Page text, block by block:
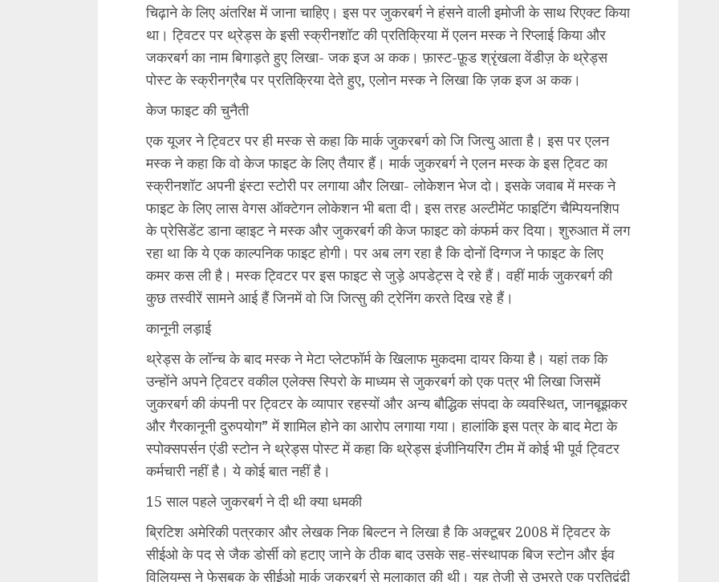
चिढ़ाने के लिए अंतरिक्ष में जाना चाहिए। इस पर जुकरबर्ग ने हंसने वाली इमोजी के साथ रिएक्ट किया
था। ट्विटर पर थ्रेड्स के इसी स्क्रीनशॉट की प्रतिक्रिया में एलन मस्क ने रिप्लाई किया और
जकरबर्ग का नाम बिगाड़ते हुए लिखा- जक इज अ कक। फ़ास्ट-फ़ूड श्रृंखला वेंडीज़ के थ्रेड्स
पोस्ट के स्क्रीनग्रैब पर प्रतिक्रिया देते हुए, एलोन मस्क ने लिखा कि ज़क इज अ कक।
केज फाइट की चुनैती
एक यूजर ने ट्विटर पर ही मस्क से कहा कि मार्क जुकरबर्ग को जि जित्यु आता है। इस पर एलन
मस्क ने कहा कि वो केज फाइट के लिए तैयार हैं। मार्क जुकरबर्ग ने एलन मस्क के इस ट्विट का
स्क्रीनशॉट अपनी इंस्टा स्टोरी पर लगाया और लिखा- लोकेशन भेज दो। इसके जवाब में मस्क ने
फाइट के लिए लास वेगस ऑक्टेगन लोकेशन भी बता दी। इस तरह अल्टीमेंट फाइटिंग चैम्पियनशिप
के प्रेसिडेंट डाना व्हाइट ने मस्क और जुकरबर्ग की केज फाइट को कंफर्म कर दिया। शुरुआत में लग
रहा था कि ये एक काल्पनिक फाइट होगी। पर अब लग रहा है कि दोनों दिग्गज ने फाइट के लिए
कमर कस ली है। मस्क ट्विटर पर इस फाइट से जुड़े अपडेट्स दे रहे हैं। वहीं मार्क जुकरबर्ग की
कुछ तस्वीरें सामने आई हैं जिनमें वो जि जित्सु की ट्रेनिंग करते दिख रहे हैं।
कानूनी लड़ाई
थ्रेड्स के लॉन्च के बाद मस्क ने मेटा प्लेटफॉर्म के खिलाफ मुकदमा दायर किया है। यहां तक ​​कि
उन्होंने अपने ट्विटर वकील एलेक्स स्पिरो के माध्यम से जुकरबर्ग को एक पत्र भी लिखा जिसमें
जुकरबर्ग की कंपनी पर ट्विटर के व्यापार रहस्यों और अन्य बौद्धिक संपदा के व्यवस्थित, जानबूझकर
और गैरकानूनी दुरुपयोग” में शामिल होने का आरोप लगाया गया। हालांकि इस पत्र के बाद मेटा के
स्पोक्सपर्सन एंडी स्टोन ने थ्रेड्स पोस्ट में कहा कि थ्रेड्स इंजीनियरिंग टीम में कोई भी पूर्व ट्विटर
कर्मचारी नहीं है। ये कोई बात नहीं है।
15 साल पहले जुकरबर्ग ने दी थी क्या धमकी
ब्रिटिश अमेरिकी पत्रकार और लेखक निक बिल्टन ने लिखा है कि अक्टूबर 2008 में ट्विटर के
सीईओ के पद से जैक डोर्सी को हटाए जाने के ठीक बाद उसके सह-संस्थापक बिज स्टोन और ईव
विलियम्स ने फेसबुक के सीईओ मार्क जुकरबर्ग से मुलाकात की थी। यह तेजी से उभरते एक प्रतिद्वंद्वी